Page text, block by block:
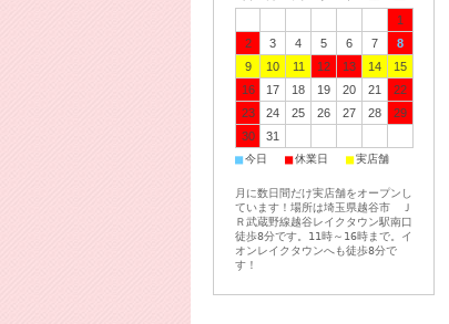
1
2
3 4 5 6 7
8
9
10 11 12 13 14
15
16
17 18 19 20 21
22
23
24 25 26 27 28
29
30
31
■今日 ■休業日 ■実店舗
月に数日間だけ実店舗をオープンし
ています！場所は埼玉県越谷市 Ｊ
Ｒ武蔵野線越谷レイクタウン駅南口
徒歩8分です。11時～16時まで。イ
オンレイクタウンへも徒歩8分で
す！